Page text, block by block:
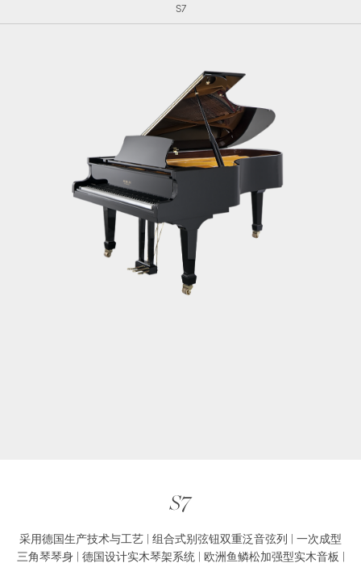
S7
S7
采用德国生产技术与工艺 | 组合式别弦钮双重泛音弦列 | 一次成型
三角琴琴身 | 德国设计实木琴架系统 | 欧洲鱼鳞松加强型实木音板 |